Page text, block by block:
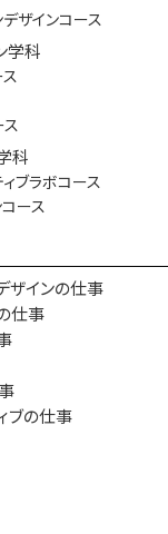
ザインコース
学科
ス
科
ブラボコース
ース
ザインの仕事
仕事
ブの仕事